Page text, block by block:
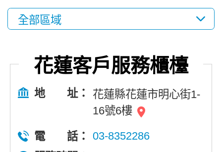
花蓮客戶服務櫃檯
地 址：
花蓮縣花蓮市明心街1-
16號6樓
電 話：
03-8352286